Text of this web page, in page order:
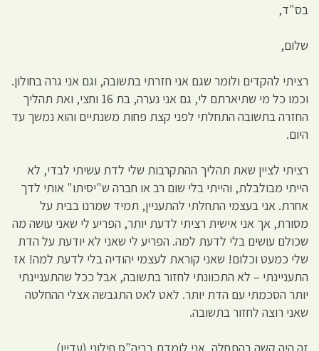
בס"ד,
שלום,
רציתי להקדים ולומר שגם אני חזרתי בתשובה, וגם אני גרה בחולון.
וכמו כל מי שתיארתם לי, גם אני נערה, בת 16 וחצי, ואת תהליך
החזרה בתשובה התחלתי לפני קצת פחות משנתיים והוא נמשך עד
היום.
רציתי לציין שאת תהליך ההתקרבות שלי לדת עשיתי לבדי, לא
הייתי מבולבלת, והייתי בלי שום רב או חברה ש"יסיתו" אותי לדך
אחרת. אני בעצמי התחלתי להתעניין, תמיד שמרנו בבית על
מסורת, אך אני אישית רציתי לדעת יותר, הפריע לי שאני עושה מה
שכולם עושים בלי לדעת למה. הפריע לי שאני לא יודעת על הדת
שלי כמעט וכלום! שאני קוראת לעצמי יהודיה בלי לדעת למה! אז
התעניינתי – לא התכוונתי לחזור בתשובה, אבל ככל שהתעניינתי
יותר הסכמתי עם הדת יותר. לאט לאט התגבשה אצלי ההחלטה
שאני רוצה לחזור בתשובה.